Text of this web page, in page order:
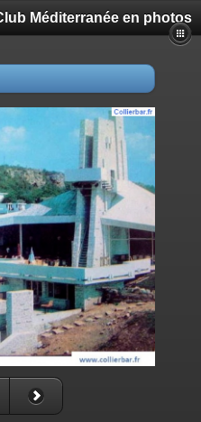
Méditerranée en photos